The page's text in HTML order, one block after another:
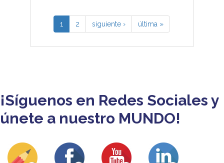
1 2 siguiente › última »
¡Síguenos en Redes Sociales y
únete a nuestro MUNDO!